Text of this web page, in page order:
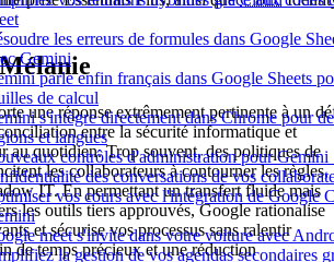
les erreurs de formules dans Google
Gemini
parle enfin français dans Google Sheets
de calcul
s'intègre directement dans Chrome pour
et langues
contrôles d'administration pour Gemini
des conversations de vos
vos cours avec l'intégration de Google
meet s'invite dans votre voiture avec
la gestion de vos agendas secondaires
une réponse extrêmement pertinente à un
entre la sécurité informatique et
au quotidien. Trop souvent, des politiques de
les collaborateurs à contourner les règles,
IT. En permettant un transfert fluide mais
les outils tiers approuvés, Google rationalise
et sécurise vos processus sans ralentir
de temps précieux et une réduction